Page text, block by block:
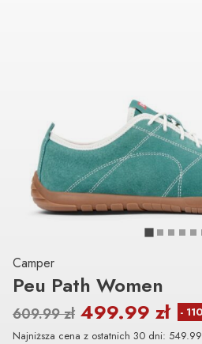
Camper
Peu Path Women
609.99zł 499.99 zł
Najniższa cena z ostatnich 30 dni: 549.99